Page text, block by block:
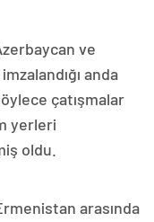
ve
anda
çatışmalar
yerleri
oldu.
arasında